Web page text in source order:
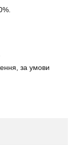
за умови